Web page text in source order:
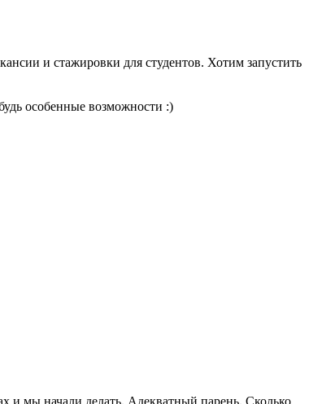
и стажировки для студентов. Хотим запустить
особенные возможности :)